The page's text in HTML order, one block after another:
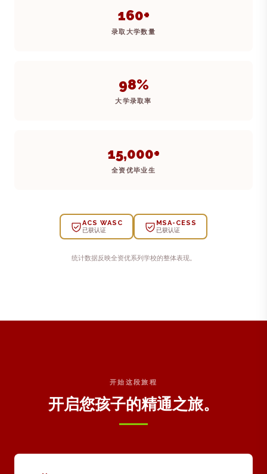
160+
录取大学数量
98%
大学录取率
15,000+
全资优毕业生
ACS WASC
已获认证
MSA-CESS
已获认证
统计数据反映全资优系列学校的整体表现。
开始这段旅程
开启您孩子的精通之旅。